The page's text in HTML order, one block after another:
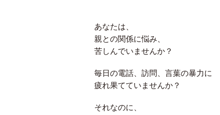
あなたは、
親との関係に悩み、
苦しんでいませんか？
毎日の電話、訪問、言葉の暴力に
疲れ果てていませんか？
それなのに、